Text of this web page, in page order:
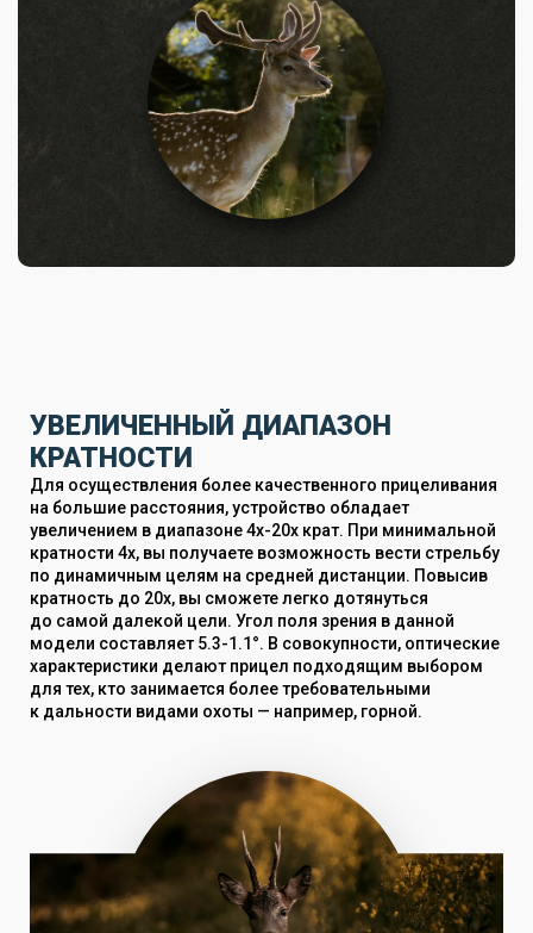
УВЕЛИЧЕННЫЙ ДИАПАЗОН
КРАТНОСТИ
Для осуществления более качественного прицеливания
на большие расстояния, устройство обладает
увеличением в диапазоне 4x-20x крат. При минимальной
кратности 4х, вы получаете возможность вести стрельбу
по динамичным целям на средней дистанции. Повысив
кратность до 20х, вы сможете легко дотянуться
до самой далекой цели. Угол поля зрения в данной
модели составляет 5.3-1.1°. В совокупности, оптические
характеристики делают прицел подходящим выбором
для тех, кто занимается более требовательными
к дальности видами охоты — например, горной.